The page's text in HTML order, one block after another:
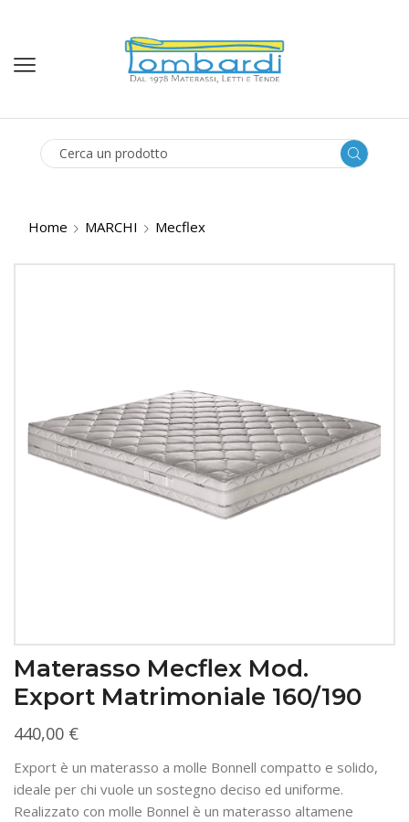
Home MARCHI Mecflex
Materasso Mecflex Mod.
Export Matrimoniale 160/190
440,00 €
Export è un materasso a molle Bonnell compatto e solido,
ideale per chi vuole un sostegno deciso ed uniforme.
Realizzato con molle Bonnel è un materasso altamene